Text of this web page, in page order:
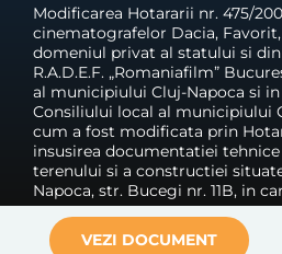
Modificarea Hotararii nr. 475/
cinematografelor Dacia,
domeniul privat al statului si
R.A.D.E.F. „Romaniafilm”
al municipiului Cluj-Napoca si
Consiliului local al municipiului
cum a fost modificata prin
insusirea documentatiei
terenului si a constructiei
Napoca, str. Bucegi nr. 11B, in
VEZI DOCUMENT